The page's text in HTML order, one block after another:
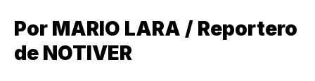
Por MARIO LARA / Reportero
de NOTIVER